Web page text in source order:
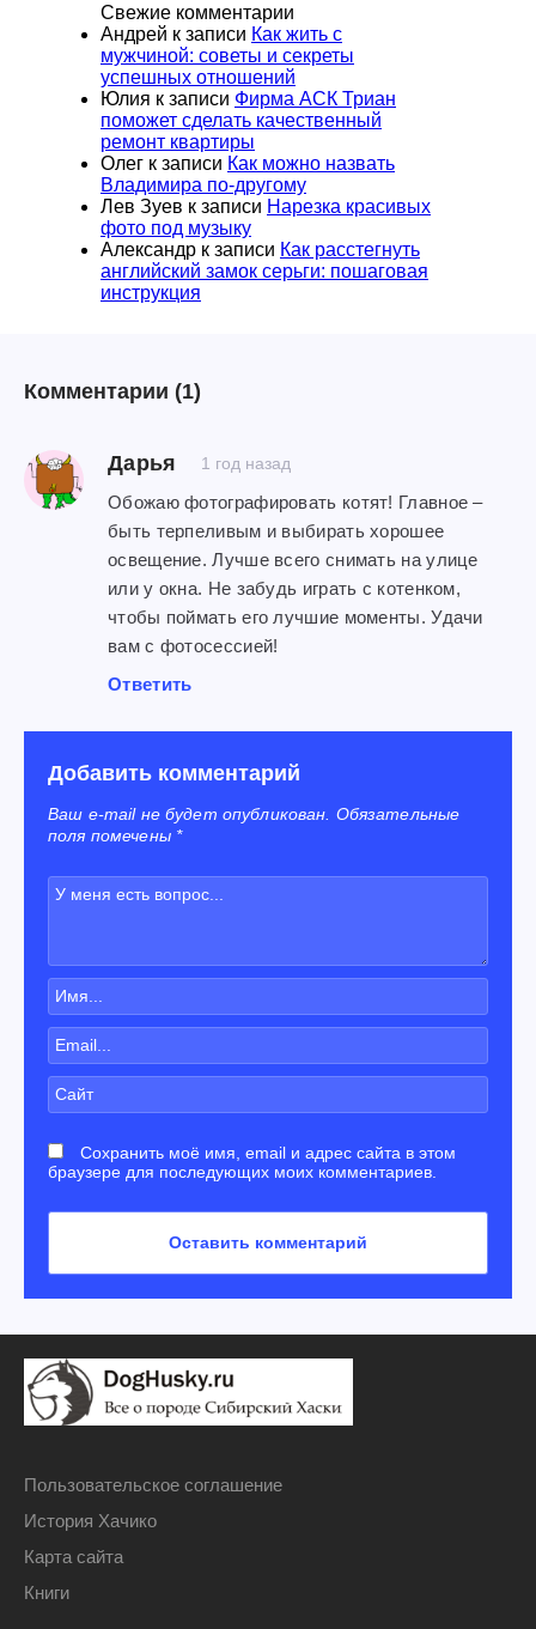
Свежие комментарии
Андрей к записи Как жить с
мужчиной: советы и секреты
успешных отношений
Юлия к записи Фирма АСК Триан
поможет сделать качественный
ремонт квартиры
Олег к записи Как можно назвать
Владимира по-другому
Лев Зуев к записи Нарезка красивых
фото под музыку
Александр к записи Как расстегнуть
английский замок серьги: пошаговая
инструкция
Комментарии (1)
Дарья 1 год назад
Обожаю фотографировать котят! Главное –
быть терпеливым и выбирать хорошее
освещение. Лучше всего снимать на улице
или у окна. Не забудь играть с котенком,
чтобы поймать его лучшие моменты. Удачи
вам с фотосессией!
Ответить
Добавить комментарий
Ваш e-mail не будет опубликован. Обязательные
поля помечены *
Сохранить моё имя, email и адрес сайта в этом
браузере для последующих моих комментариев.
Пользовательское соглашение
История Хачико
Карта сайта
Книги